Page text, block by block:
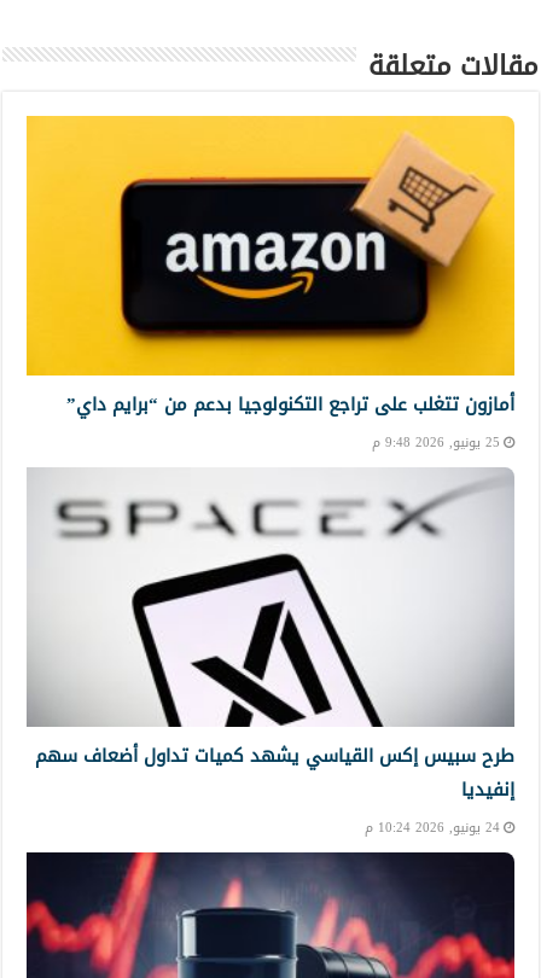
مقالات متعلقة
أمازون تتغلب على تراجع التكنولوجيا بدعم من “برايم داي”
25 يونيو, 2026 9:48 م
طرح سبيس إكس القياسي يشهد كميات تداول أضعاف سهم
إنفيديا
24 يونيو, 2026 10:24 م